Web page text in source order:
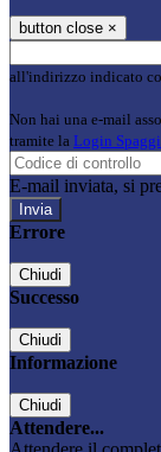
button close ×
all'indirizzo indicato
Non hai una e-mail
tramite la Login
E-mail inviata, si
Errore
Chiudi
Successo
Chiudi
Informazione
Chiudi
Attendere...